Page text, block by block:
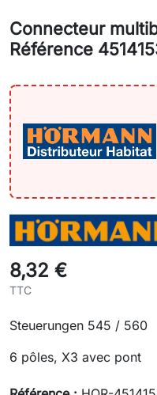
Connecteur
Référence
8,32 €
TTC
Steuerungen 545 / 560
6 pôles, X3 avec pont